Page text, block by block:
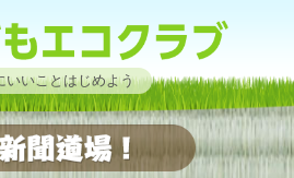
いいことはじめよう